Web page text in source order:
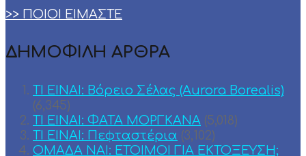
>> ΠΟΙΟΙ ΕΙΜΑΣΤΕ
ΔΗΜΟΦΙΛΗ ΑΡΘΡΑ
ΤΙ ΕΙΝΑΙ: Βόρειο Σέλας (Aurora Borealis)
(6,345)
ΤΙ ΕΙΝΑΙ: ΦΑΤΑ ΜΟΡΓΚΑΝΑ (5,018)
ΤΙ ΕΙΝΑΙ: Πεφταστέρια (3,102)
ΟΜΑΔΑ ΝΑΙ: ΕΤΟΙΜΟΙ ΓΙΑ ΕΚΤΟΞΕΥΣΗ;